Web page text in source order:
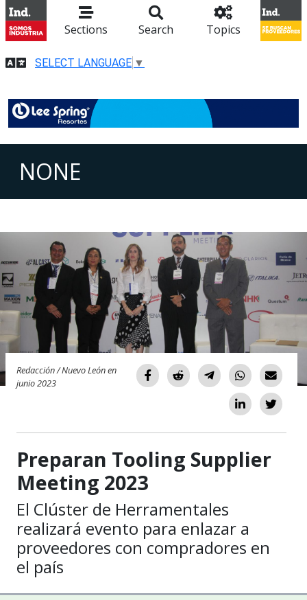
Sections Search Topics
SELECT LANGUAGE ▼
NONE
Redacción / Nuevo León en
junio 2023
Preparan Tooling Supplier
Meeting 2023
El Clúster de Herramentales
realizará evento para enlazar a
proveedores con compradores en
el país